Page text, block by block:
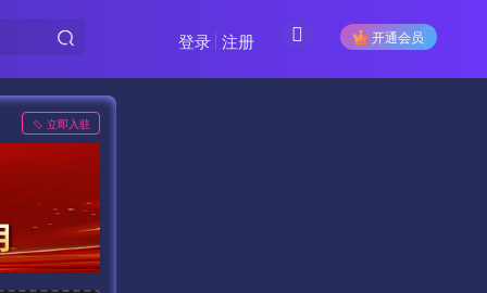
开通会员
登录 注册
立即入驻